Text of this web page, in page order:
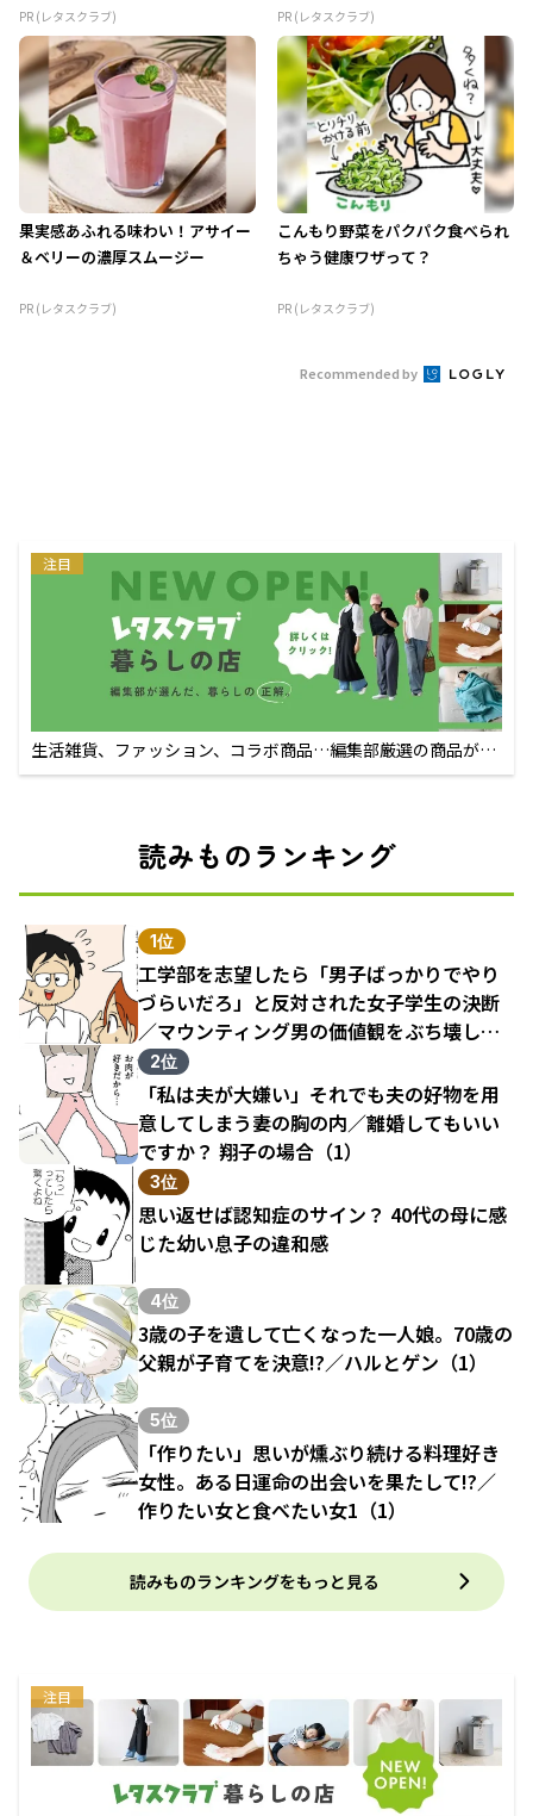
PR (レタスクラブ) PR (レタスクラブ)
果実感あふれる味わい！アサイー
＆ベリーの濃厚スムージー
PR (レタスクラブ)
こんもり野菜をパクパク食べられ
ちゃう健康ワザって？
PR (レタスクラブ)
Recommended by
注目
生活雑貨、ファッション、コラボ商品…編集部厳選の商品が買
えるECサイト
読みものランキング
1位
工学部を志望したら「男子ばっかりでやり
づらいだろ」と反対された女子学生の決断
／マウンティング男の価値観をぶち壊した
結果（1）
2位
「私は夫が大嫌い」それでも夫の好物を用
意してしまう妻の胸の内／離婚してもいい
ですか？ 翔子の場合（1）
3位
思い返せば認知症のサイン？ 40代の母に感
じた幼い息子の違和感
4位
3歳の子を遺して亡くなった一人娘。70歳の
父親が子育てを決意!?／ハルとゲン（1）
5位
「作りたい」思いが燻ぶり続ける料理好き
女性。ある日運命の出会いを果たして!?／
作りたい女と食べたい女1（1）
読みものランキングをもっと見る
注目